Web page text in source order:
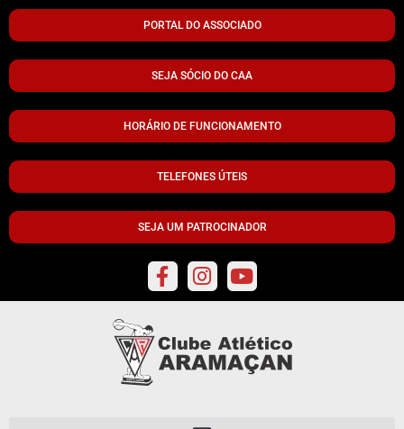
PORTAL DO ASSOCIADO
SEJA SÓCIO DO CAA
HORÁRIO DE FUNCIONAMENTO
TELEFONES ÚTEIS
SEJA UM PATROCINADOR